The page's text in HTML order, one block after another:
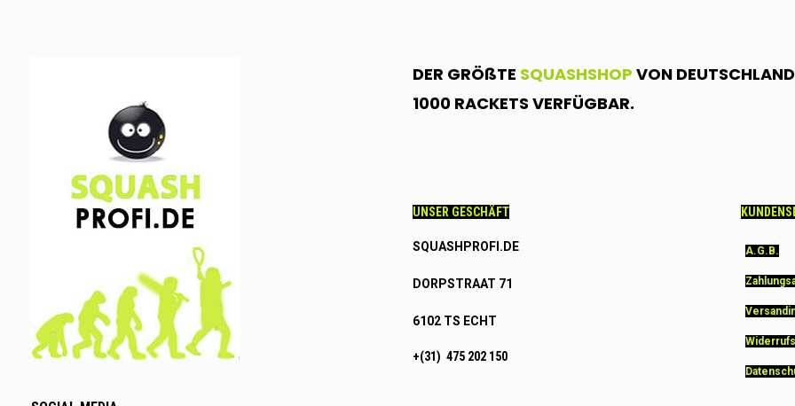
DER GRÖßTE SQUASHSHOP VON
1000 RACKETS VERFÜGBAR.
UNSER GESCHÄFT
SQUASHPROFI.DE
DORPSTRAAT 71
6102 TS ECHT
+(31) 475 202 150
A.G.B.